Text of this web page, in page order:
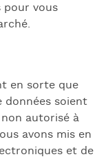
pour vous
en sorte que
données soient
non autorisé à
avons mis en
et de